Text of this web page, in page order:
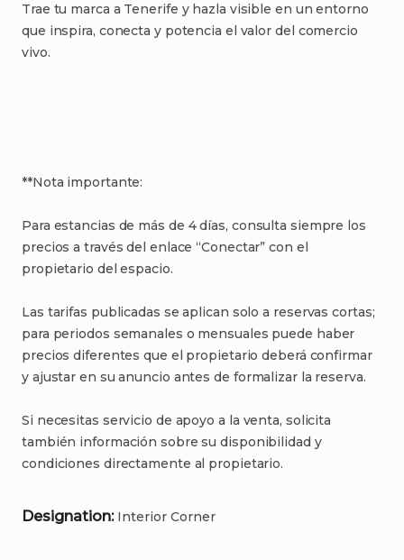
Trae tu marca a Tenerife y hazla visible en un entorno
que inspira​,​ conecta y potencia el valor del comercio
vivo.
**Nota importante:
Para estancias de más de 4 días​,​ consulta siempre los
precios a través del enlace “Conectar” con el
propietario del espacio.
Las tarifas publicadas se aplican solo a reservas cortas;
para periodos semanales o mensuales puede haber
precios diferentes que el propietario deberá confirmar
y ajustar en su anuncio antes de formalizar la reserva.
Si necesitas servicio de apoyo a la venta​,​ solicita
también información sobre su disponibilidad y
condiciones directamente al propietario.
Designation: Interior Corner